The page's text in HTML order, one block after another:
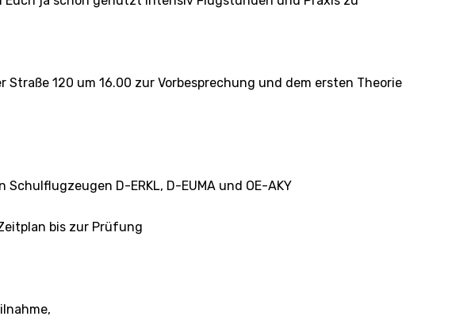
120 um 16.00 zur Vorbesprechung und dem ersten Theorie
D-ERKL, D-EUMA und OE-AKY
bis zur Prüfung